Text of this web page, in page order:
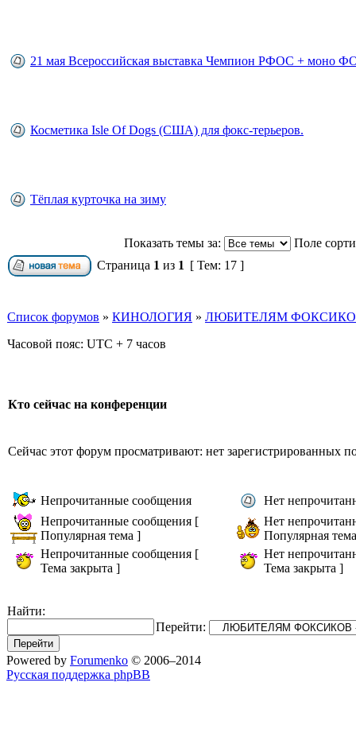
21 мая Всероссийская выставка Чемпион РФОС + моно
Косметика Isle Of Dogs (США) для фокс-терьеров.
Тёплая курточка на зиму
Показать темы за:
Поле
Страница 1 из 1 [ Тем: 17 ]
Список форумов » КИНОЛОГИЯ » ЛЮБИТЕЛЯМ
Часовой пояс: UTC + 7 часов
Кто сейчас на конференции
Сейчас этот форум просматривают: нет зарегистрированных
Непрочитанные сообщения
Нет
Непрочитанные сообщения [
Популярная тема ]
Нет
Популярная
Непрочитанные сообщения [
Тема закрыта ]
Нет
Тема закрыта ]
Найти:
Перейти:
Powered by Forumenko © 2006–2014
Русская поддержка phpBB